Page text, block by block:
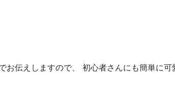
伝えしますので、 初心者さんにも簡単に